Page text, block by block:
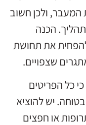
ולכן חשוב
הכנה
את תחושת
שצפויים.
כל הפריטים
יש להוציא
או חפצים